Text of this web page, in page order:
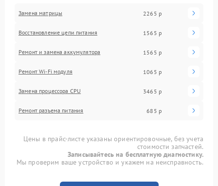
Замена матрицы 2265 р
Восстановление цепи питания 1565 р
Ремонт и замена аккумулятора 1565 р
Ремонт Wi-Fi модуля 1065 р
Замена процессора CPU 3465 р
Ремонт разъема питания 685 р
Цены в прайс-листе указаны ориентировочные, без учета
стоимости запчастей.
Записывайтесь на бесплатную диагностику.
Мы проверим ваше устройство и укажем на неисправность.